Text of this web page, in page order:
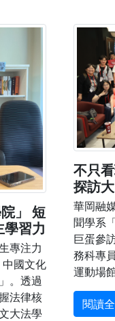
」 短
學習力
專注力
國文化
。透過
法律核
大法學
不只
探訪
華岡融
聞學系
巨蛋參
務科專
運動場
閱讀